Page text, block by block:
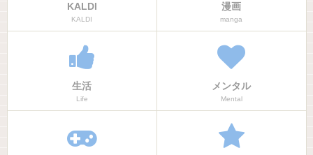
KALDI
KALDI
漫画
manga
生活
Life
メンタル
Mental